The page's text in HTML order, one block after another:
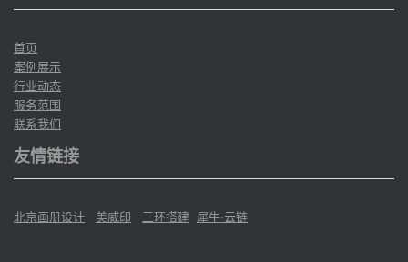
首页
案例展示
行业动态
服务范围
联系我们
友情链接
北京画册设计 美威印 三环搭建 犀牛·云链